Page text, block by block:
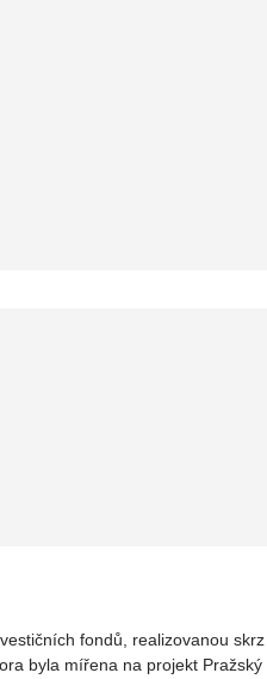
fondů, realizovanou
byla mířena na projekt